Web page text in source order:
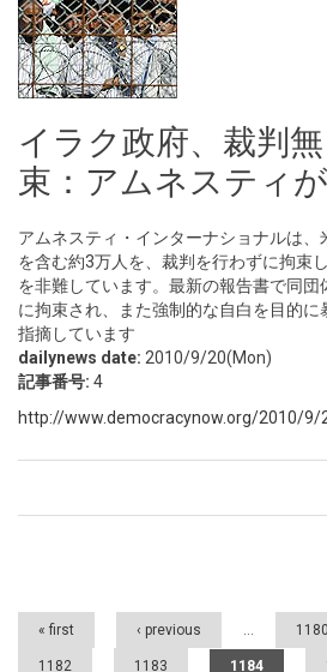
イラク政府、裁判
束：アムネスティ
アムネスティ・インターナショナルは、
を含む約3万人を、裁判を行わずに拘束
を非難しています。最新の報告書で同団
に拘束され、また強制的な自白を目的に
指摘しています
dailynews date: 2010/9/20(Mon)
記事番号: 4
http://www.democracynow.org/2010/
« first ‹ previous … 1180
1182 1183 1184